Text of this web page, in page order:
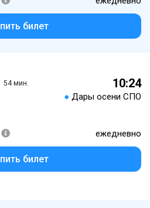
билет
54 мин. 10:24
● Дары осени СПО
ежедневно
билет